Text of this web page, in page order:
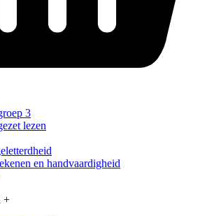
3
lezen
en handvaardigheid
+